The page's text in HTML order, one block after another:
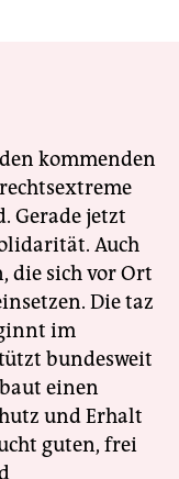
kommenden
Gerade jetzt
Auch
die sich vor Ort
Die taz
im
bundesweit
einen
und Erhalt
guten, frei